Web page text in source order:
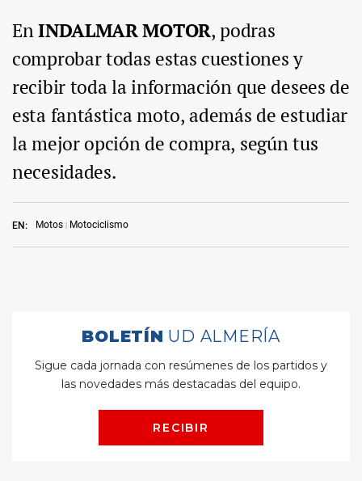
EN: Motos Motociclismo
EnINDALMAR MOTOR, podras
comprobar todas estas cuestiones y
recibir toda la información que desees de
esta fantástica moto, además de estudiar
la mejor opción de compra, según tus
necesidades.